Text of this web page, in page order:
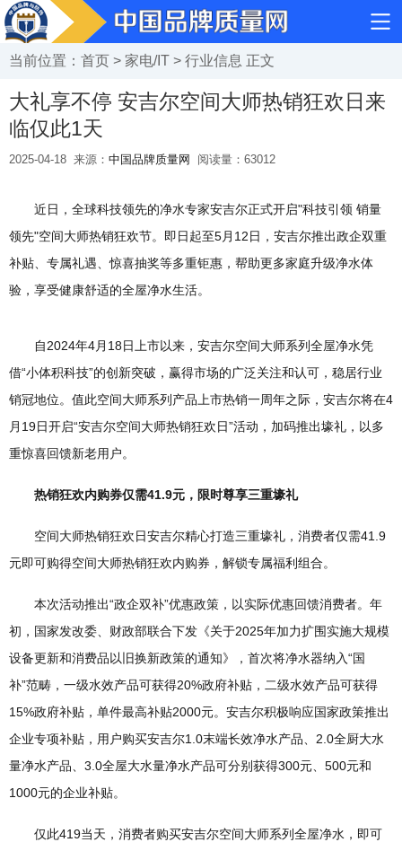
当前位置： 首页 > 家电/IT > 行业信息 正文
大礼享不停 安吉尔空间大师热销狂欢日来
临仅此1天
2025-04-18 来源： 中国品牌质量网 阅读量： 63012
近日，全球科技领先的净水专家安吉尔正式开启"科技引领 销量
领先"空间大师热销狂欢节。即日起至5月12日，安吉尔推出政企双重
补贴、专属礼遇、惊喜抽奖等多重钜惠，帮助更多家庭升级净水体
验，享受健康舒适的全屋净水生活。
自2024年4月18日上市以来，安吉尔空间大师系列全屋净水凭
借“小体积科技”的创新突破，赢得市场的广泛关注和认可，稳居行业
销冠地位。值此空间大师系列产品上市热销一周年之际，安吉尔将在4
月19日开启“安吉尔空间大师热销狂欢日”活动，加码推出壕礼，以多
重惊喜回馈新老用户。
热销狂欢内购券仅需41.9元，限时尊享三重壕礼
空间大师热销狂欢日安吉尔精心打造三重壕礼，消费者仅需41.9
元即可购得空间大师热销狂欢内购券，解锁专属福利组合。
本次活动推出“政企双补”优惠政策，以实际优惠回馈消费者。年
初，国家发改委、财政部联合下发《关于2025年加力扩围实施大规模
设备更新和消费品以旧换新政策的通知》，首次将净水器纳入“国
补”范畴，一级水效产品可获得20%政府补贴，二级水效产品可获得
15%政府补贴，单件最高补贴2000元。安吉尔积极响应国家政策推出
企业专项补贴，用户购买安吉尔1.0末端长效净水产品、2.0全厨大水
量净水产品、3.0全屋大水量净水产品可分别获得300元、500元和
1000元的企业补贴。
仅此419当天，消费者购买安吉尔空间大师系列全屋净水，即可